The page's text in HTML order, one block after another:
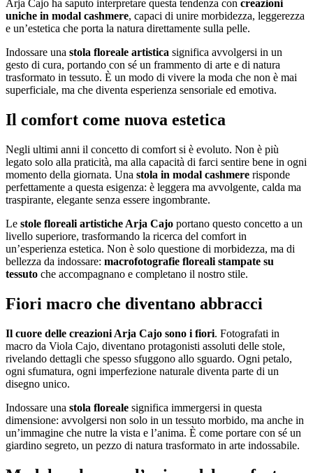
Arja Cajo ha saputo interpretare questa tendenza con creazioni
uniche in modal cashmere, capaci di unire morbidezza, leggerezza
e un’estetica che porta la natura direttamente sulla pelle.
Indossare una stola floreale artistica significa avvolgersi in un
gesto di cura, portando con sé un frammento di arte e di natura
trasformato in tessuto. È un modo di vivere la moda che non è mai
superficiale, ma che diventa esperienza sensoriale ed emotiva.
Il comfort come nuova estetica
Negli ultimi anni il concetto di comfort si è evoluto. Non è più
legato solo alla praticità, ma alla capacità di farci sentire bene in ogni
momento della giornata. Una stola in modal cashmere risponde
perfettamente a questa esigenza: è leggera ma avvolgente, calda ma
traspirante, elegante senza essere ingombrante.
Le stole floreali artistiche Arja Cajo portano questo concetto a un
livello superiore, trasformando la ricerca del comfort in
un’esperienza estetica. Non è solo questione di morbidezza, ma di
bellezza da indossare: macrofotografie floreali stampate su
tessuto che accompagnano e completano il nostro stile.
Fiori macro che diventano abbracci
Il cuore delle creazioni Arja Cajo sono i fiori. Fotografati in
macro da Viola Cajo, diventano protagonisti assoluti delle stole,
rivelando dettagli che spesso sfuggono allo sguardo. Ogni petalo,
ogni sfumatura, ogni imperfezione naturale diventa parte di un
disegno unico.
Indossare una stola floreale significa immergersi in questa
dimensione: avvolgersi non solo in un tessuto morbido, ma anche in
un’immagine che nutre la vista e l’anima. È come portare con sé un
giardino segreto, un pezzo di natura trasformato in arte indossabile.